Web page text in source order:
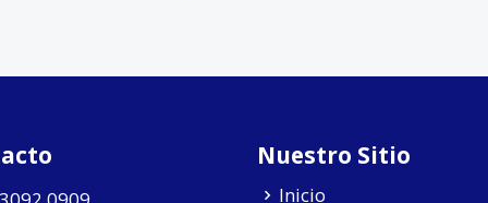
Nuestro Sitio
Inicio